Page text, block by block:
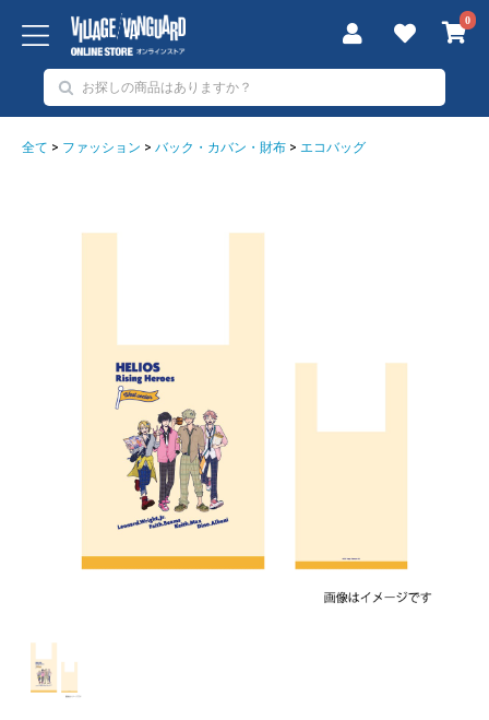
0
全て > ファッション > バック・カバン・財布 > エコバッグ